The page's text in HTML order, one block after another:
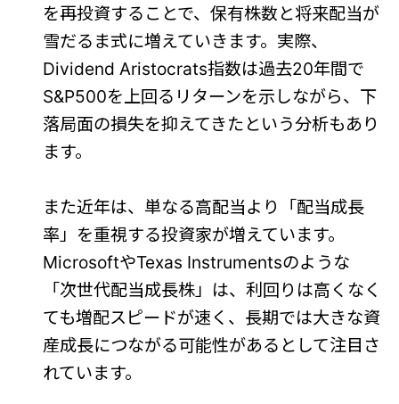
を再投資することで、保有株数と将来配当が
雪だるま式に増えていきます。実際、
Dividend Aristocrats指数は過去20年間で
S&P500を上回るリターンを示しながら、下
落局面の損失を抑えてきたという分析もあり
ます。
また近年は、単なる高配当より「配当成長
率」を重視する投資家が増えています。
MicrosoftやTexas Instrumentsのような
「次世代配当成長株」は、利回りは高くなく
ても増配スピードが速く、長期では大きな資
産成長につながる可能性があるとして注目さ
れています。